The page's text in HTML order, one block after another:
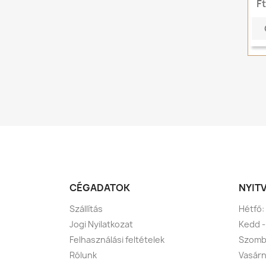
CÉGADATOK
Szállítás
Jogi Nyilatkozat
Felhasználási feltételek
Rólunk
Hétfő:
Kedd